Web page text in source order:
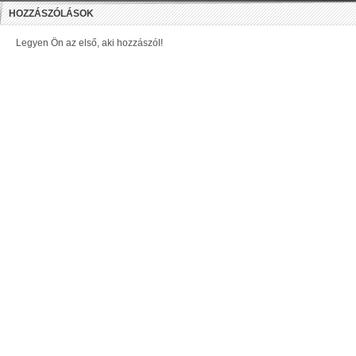
HOZZÁSZÓLÁSOK
Legyen Ön az első, aki hozzászól!